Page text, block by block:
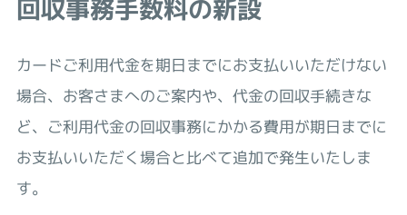
回収事務手数料の新設
カードご利用代金を期日までにお支払いいただけない
場合、お客さまへのご案内や、代金の回収手続きな
ど、ご利用代金の回収事務にかかる費用が期日までに
お支払いいただく場合と比べて追加で発生いたしま
す。